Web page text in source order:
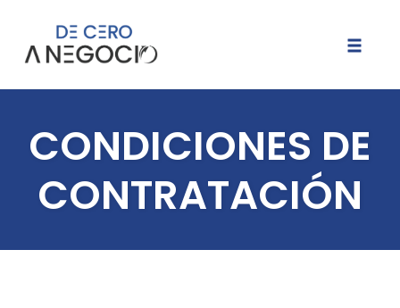
content
CONDICIONES DE
CONTRATACIÓN